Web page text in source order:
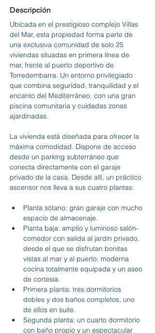
Descripción
Ubicada en el prestigioso complejo Villas
del Mar, esta propiedad forma parte de
una exclusiva comunidad de solo 25
viviendas situadas en primera línea de
mar, frente al puerto deportivo de
Torredembarra. Un entorno privilegiado
que combina seguridad, tranquilidad y el
encanto del Mediterráneo, con una gran
piscina comunitaria y cuidadas zonas
ajardinadas.
La vivienda está diseñada para ofrecer la
máxima comodidad. Dispone de acceso
desde un parking subterráneo que
conecta directamente con el garaje
privado de la casa. Desde allí, un práctico
ascensor nos lleva a sus cuatro plantas:
Planta sótano: gran garaje con mucho
espacio de almacenaje.
Planta baja: amplio y luminoso salón-
comedor con salida al jardín privado,
desde el que se disfrutan bonitas
vistas al mar y al puerto; moderna
cocina totalmente equipada y un aseo
de cortesía.
Primera planta: tres dormitorios
dobles y dos baños completos, uno
de ellos en suite.
Segunda planta: un cuarto dormitorio
con baño propio y un espectacular